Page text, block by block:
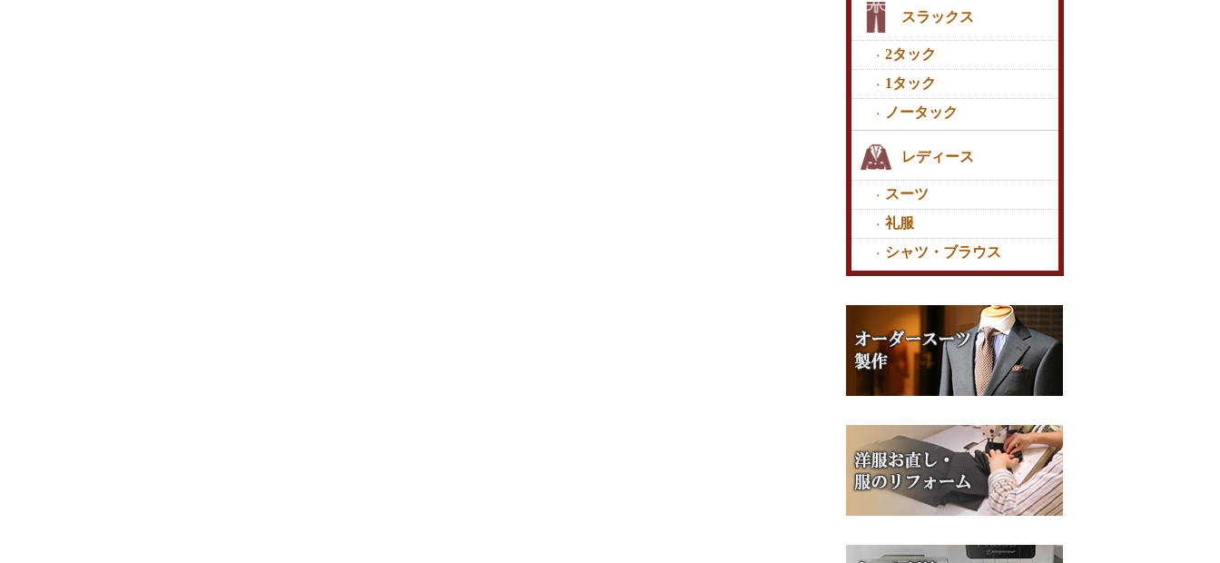
スラックス
2タック
1タック
ノータック
レディース
スーツ
礼服
シャツ・ブラウス